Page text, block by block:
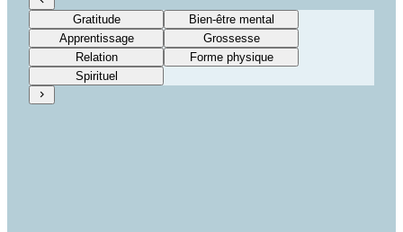
Gratitude
Bien-être mental
Apprentissage
Grossesse
Relation
Forme physique
Spirituel